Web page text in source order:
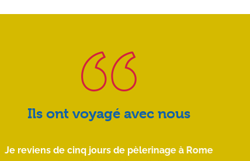
Ils ont voyagé avec nous
Je reviens de cinq jours de pèlerinage à Rome